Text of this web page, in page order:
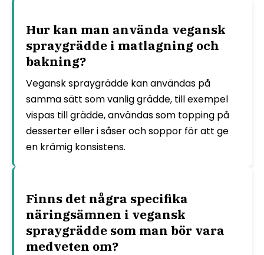
Hur kan man använda vegansk
spraygrädde i matlagning och
bakning?
Vegansk spraygrädde kan användas på
samma sätt som vanlig grädde, till exempel
vispas till grädde, användas som topping på
desserter eller i såser och soppor för att ge
en krämig konsistens.
Finns det några specifika
näringsämnen i vegansk
spraygrädde som man bör vara
medveten om?